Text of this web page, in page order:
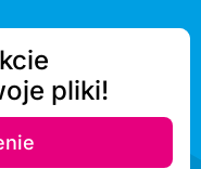
pliki!